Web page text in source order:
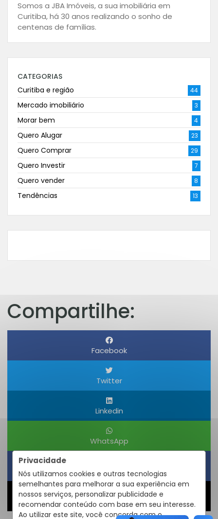
Privacidade
Nós utilizamos cookies e outras tecnologias
semelhantes para melhorar a sua experiência em
nossos serviços, personalizar publicidade e
recomendar conteúdo com base em seu interesse.
Ao utilizar este site, você concorda com o
Somos a JBA Imóveis, a sua imobiliária em
Curitiba, há 30 anos realizando o sonho de
centenas de famílias.
CATEGORIAS
Curitiba e região
44
Mercado imobiliário 3
Morar bem 4
Quero Alugar 23
Quero Comprar 29
Quero Investir 7
Quero vender 8
Tendências 13
Compartilhe:
Facebook
Twitter
Linkedin
WhatsApp
Obter um Link
Compartilhar